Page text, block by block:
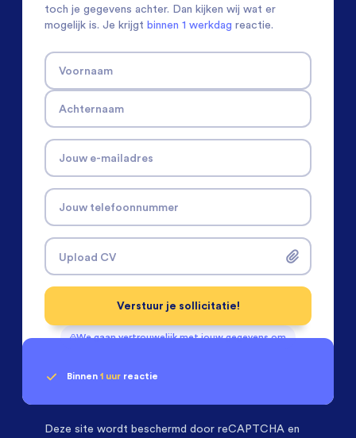
toch je gegevens achter. Dan kijken wij wat er
mogelijk is. Je krijgt binnen 1 werkdag reactie.
Voornaam
Achternaam
Jouw e-mailadres
Jouw telefoonnummer
Upload CV
We gaan vertrouwelijk met jouw gegevens om
Verstuur je sollicitatie!
Binnen 1 uur reactie
met een 9.3
Deze site wordt beschermd door reCAPTCHA en